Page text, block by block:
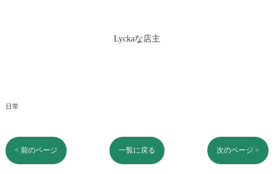
Lyckaな店主
日常
< 前のページ 一覧に戻る 次のページ >